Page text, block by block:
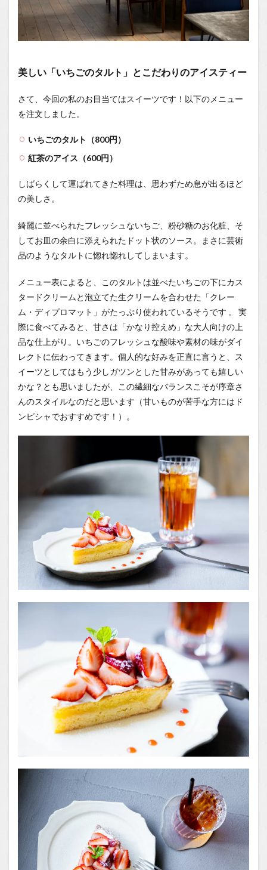
美しい「いちごのタルト」とこだわりのアイスティー
さて、今回の私のお目当てはスイーツです！以下のメニュー
を注文しました。
いちごのタルト（800円）
紅茶のアイス（600円）
しばらくして運ばれてきた料理は、思わずため息が出るほど
の美しさ。
綺麗に並べられたフレッシュないちご、粉砂糖のお化粧、そ
してお皿の余白に添えられたドット状のソース。まさに芸術
品のようなタルトに惚れ惚れしてしまいます。
メニュー表によると、このタルトは並べたいちごの下にカス
タードクリームと泡立てた生クリームを合わせた「クレー
ム・ディプロマット」がたっぷり使われているそうです 。 実
際に食べてみると、甘さは「かなり控えめ」な大人向けの上
品な仕上がり。いちごのフレッシュな酸味や素材の味がダイ
レクトに伝わってきます。個人的な好みを正直に言うと、ス
イーツとしてはもう少しガツンとした甘みがあっても嬉しい
かな？とも思いましたが、この繊細なバランスこそが序章さ
んのスタイルなのだと思います（甘いものが苦手な方にはド
ンピシャでおすすめです！）。